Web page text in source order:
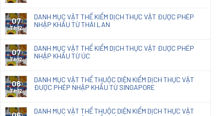
07
Th12
DANH MỤC VẬT THỂ KIỂM DỊCH THỰC VẬT ĐƯỢC PHÉP
NHẬP KHẨU TỪ THÁI LAN
07
Th12
DANH MỤC VẬT THỂ KIỂM DỊCH THỰC VẬT ĐƯỢC PHÉP
NHẬP KHẨU TỪ ÚC
06
Th12
DANH MỤC VẬT THỂ THUỘC DIỆN KIỂM DỊCH THỰC VẬT
ĐƯỢC PHÉP NHẬP KHẨU TỪ SINGAPORE
DANH MỤC VẬT THỂ THUỘC DIỆN KIỂM DỊCH THỰC VẬT